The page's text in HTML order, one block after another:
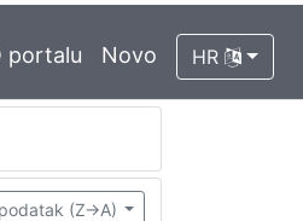
portalu Novo HR
(Z->A)